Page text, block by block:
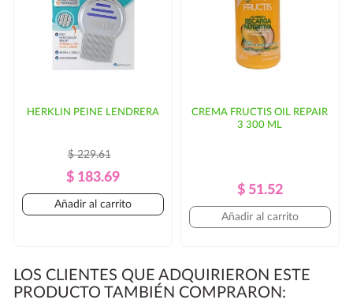
HERKLIN PEINE LENDRERA
Precio
Regular
$ 229.61
Precio
$ 183.69
Añadir al carrito
CREMA FRUCTIS OIL REPAIR
3 300 ML
Precio
Regular
Precio
$ 51.52
Añadir al carrito
LOS CLIENTES QUE ADQUIRIERON ESTE
PRODUCTO TAMBIÉN COMPRARON: